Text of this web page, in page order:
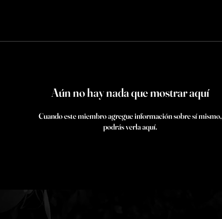
Aún no hay nada que mostrar aquí
Cuando este miembro agregue información sobre sí mismo,
podrás verla aquí.